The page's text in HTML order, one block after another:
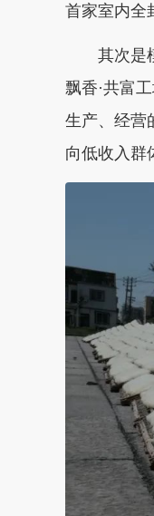
首家室内全
其次是
飘香·共富
生产、经营
向低收入群